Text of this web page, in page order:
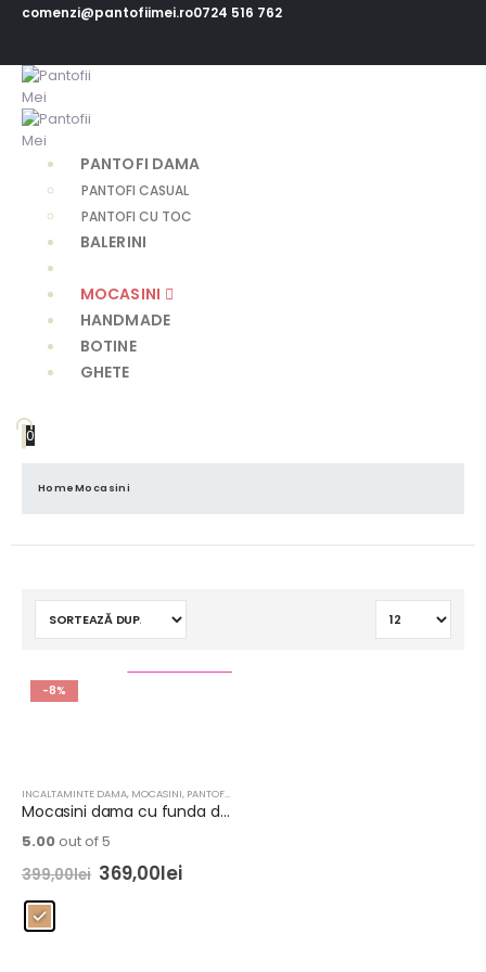
comenzi@pantofiimei.ro0724 516 762
PANTOFI DAMA
PANTOFI CASUAL
PANTOFI CU TOC
BALERINI
MOCASINI
HANDMADE
BOTINE
GHETE
0
0
HomeMocasini
-8%
INCALTAMINTE DAMA, MOCASINI, PANTOFI CASUAL
Mocasini dama cu funda din piele naturala, Amora, bronze
5.00 out of 5
399,00lei 369,00lei